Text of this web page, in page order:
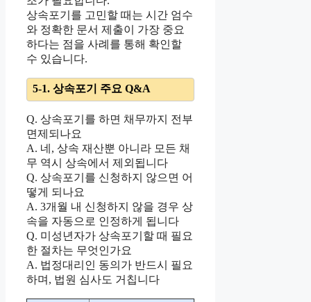
상속포기를 고민할 때는 시간 엄수
와 정확한 문서 제출이 가장 중요
하다는 점을 사례를 통해 확인할
수 있습니다.
5-1. 상속포기 주요 Q&A
Q. 상속포기를 하면 채무까지 전부
면제되나요
A. 네, 상속 재산뿐 아니라 모든 채
무 역시 상속에서 제외됩니다
Q. 상속포기를 신청하지 않으면 어
떻게 되나요
A. 3개월 내 신청하지 않을 경우 상
속을 자동으로 인정하게 됩니다
Q. 미성년자가 상속포기할 때 필요
한 절차는 무엇인가요
A. 법정대리인 동의가 반드시 필요
하며, 법원 심사도 거칩니다